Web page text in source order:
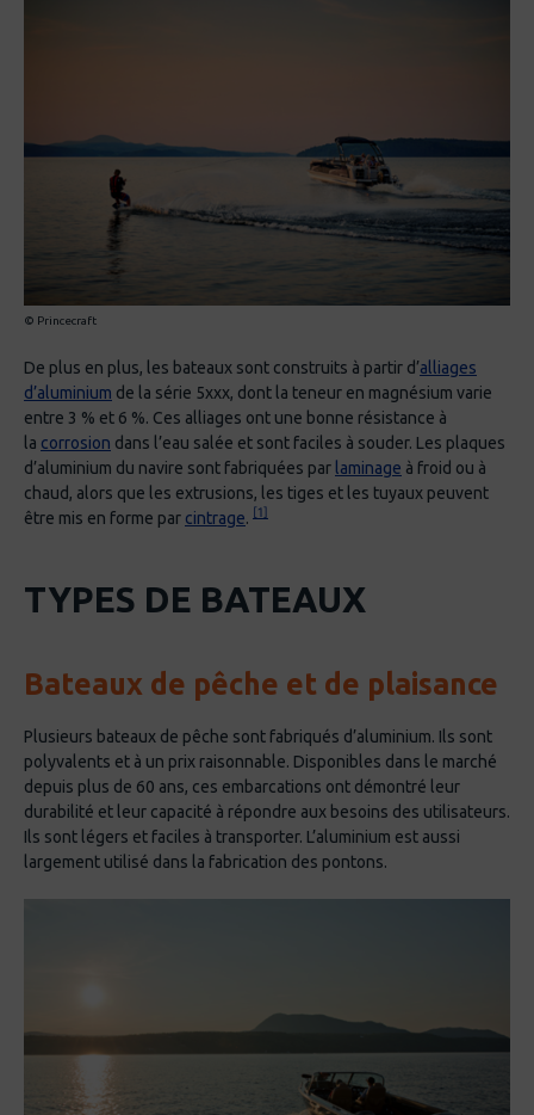
© Princecraft
De plus en plus, les bateaux sont construits à partir d’alliages
d’aluminium de la série 5xxx, dont la teneur en magnésium varie
entre 3 % et 6 %. Ces alliages ont une bonne résistance à
la corrosion dans l’eau salée et sont faciles à souder. Les plaques
d’aluminium du navire sont fabriquées par laminage à froid ou à
chaud, alors que les extrusions, les tiges et les tuyaux peuvent
être mis en forme par cintrage. [1]
TYPES DE BATEAUX
Bateaux de pêche et de plaisance
Plusieurs bateaux de pêche sont fabriqués d’aluminium. Ils sont
polyvalents et à un prix raisonnable. Disponibles dans le marché
depuis plus de 60 ans, ces embarcations ont démontré leur
durabilité et leur capacité à répondre aux besoins des utilisateurs.
Ils sont légers et faciles à transporter. L’aluminium est aussi
largement utilisé dans la fabrication des pontons.